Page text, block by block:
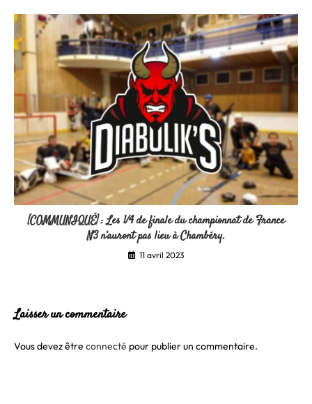
[COMMUNIQUÉ] : Les 1/4 de finale du championnat de France
N3 n’auront pas lieu à Chambéry.
11 avril 2023
Laisser un commentaire
Vous devez être connecté pour publier un commentaire.